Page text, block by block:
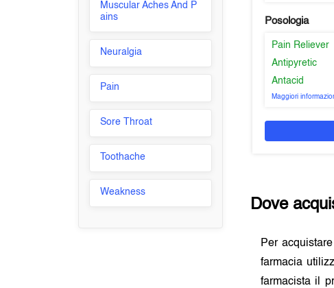
Muscular Aches And P
ains
Neuralgia
Pain
Sore Throat
Toothache
Weakness
Posologia
Pain Reliever
Antipyretic
Antacid
Maggiori
Dove
Per
farmacia
farmacista il